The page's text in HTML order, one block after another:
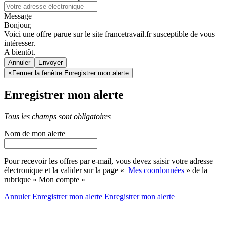
Message
Bonjour,
Voici une offre parue sur le site francetravail.fr susceptible de vous
intéresser.
A bientôt.
Annuler
× Fermer la fenêtre Enregistrer mon alerte
Enregistrer mon alerte
Tous les champs sont obligatoires
Nom de mon alerte
Pour recevoir les offres par e-mail, vous devez saisir votre adresse
électronique et la valider sur la page « Mes coordonnées » de la
rubrique « Mon compte »
AnnulerEnregistrer mon alerte Enregistrermon alerte